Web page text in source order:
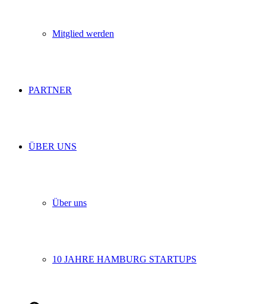
Mitglied werden
PARTNER
ÜBER UNS
Über uns
10 JAHRE HAMBURG STARTUPS